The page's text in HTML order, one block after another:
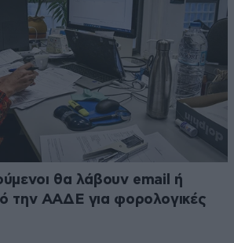
θα λάβουν email ή
την ΑΑΔΕ για φορολογικές